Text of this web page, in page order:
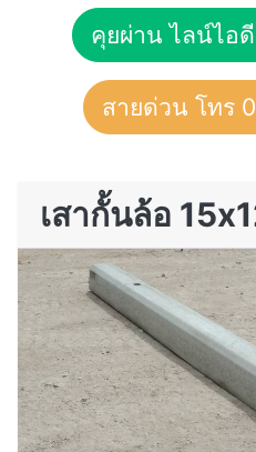
คุยผ่าน ไลน์ไอดี
สายด่วน โทร
เสากั้นล้อ